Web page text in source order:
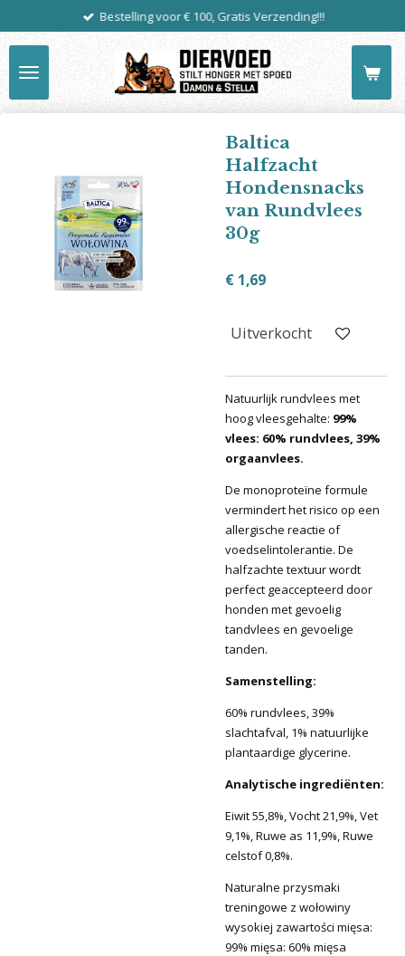
de
hoofdinhoud
Bestelling voor € 100, Gratis Verzending!!!
Baltica
Halfzacht
Hondensnacks
van Rundvlees
30g
€ 1,69
Uitverkocht
Natuurlijk rundvlees met
hoog vleesgehalte: 99%
vlees: 60% rundvlees, 39%
orgaanvlees.
De monoproteïne formule
vermindert het risico op een
allergische reactie of
voedselintolerantie. De
halfzachte textuur wordt
perfect geaccepteerd door
honden met gevoelig
tandvlees en gevoelige
tanden.
Samenstelling:
60% rundvlees, 39%
slachtafval, 1% natuurlijke
plantaardige glycerine.
Analytische ingrediënten:
Eiwit 55,8%, Vocht 21,9%, Vet
9,1%, Ruwe as 11,9%, Ruwe
celstof 0,8%.
Naturalne przysmaki
treningowe z wołowiny
wysokiej zawartości mięsa:
99% mięsa: 60% mięsa